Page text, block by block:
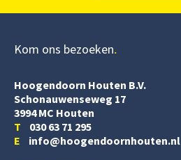
Kom ons bezoeken
Hoogendoorn Houten B.V.
Schonauwenseweg 17
3994 MC Houten
T 030 63 71 295
E info@hoogendoornhouten.nl